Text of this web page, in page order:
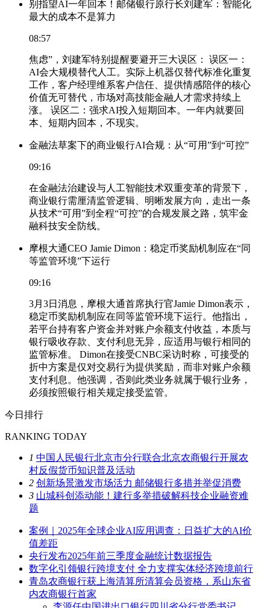
别指望AI一年回本！邮储银行原行长刘建军：智能化
最大的成本不是算力
08:57
焦虑”，刘建军特别提醒要避开三大误区： 误区一：
AI会大规模替代人工。实际上机器仅替代标准化重复
工作，客户经理维系客户信任、提供情感陪伴的核心
价值无可替代，市场对高技能金融人才需求持续上
涨。 误区二：强求AI投入短期回本。一年内就要回
本、短期内回本，不现实。
金融法草案下的商业银行AI合规：从“可用”到“可控”
09:16
在金融法治建设与人工智能技术双重变革的背景下，
商业银行需厘清监管逻辑、明晰发展方向，走出一条
从技术“可用”到全程“可控”的合规发展之路，筑牢金
融科技安全防线。
摩根大通CEO Jamie Dimon：稳定币奖励机制应在“同
等监管环境”下运行
09:16
3月3日消息，摩根大通首席执行官Jamie Dimon表示，
稳定币奖励机制应在同等监管环境下运行。他指出，
若平台持有客户资金并对账户余额支付收益，本质与
银行吸收存款、支付利息无异，应适用与银行相同的
监管标准。 Dimon在接受CNBC采访时称，可接受的
折中方案是仅对交易行为提供奖励，而非对账户余额
支付利息。他强调，否则此类业务就属于银行业务，
必须按照银行相关规定接受监管。
今日排行
RANKING TODAY
1 中国人民银行北京市分行联合北京农商银行开展农
村反假货币知识普及活动
2 创新场景激发市场活力 邮储银行多措并举促消费
3 山城科创添动能！建行多举措破解科技企业融资难
题
案例｜2025年全球企业AI应用调查：日益扩大的AI价
值差距
央行发布2025年前三季度金融统计数据报告
数字化引领银行跨境支付 全力支撑实体经济跨境前行
青岛农商银行获上海清算所清算会员资格，系山东省
内农商银行首家